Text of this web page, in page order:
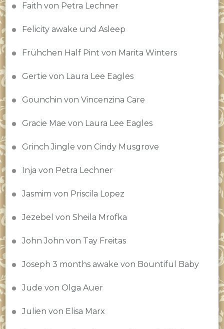
Faith von Petra Lechner
Felicity awake und Asleep
Frühchen Half Pint von Marita Winters
Gertie von Laura Lee Eagles
Gounchin von Vincenzina Care
Gracie Mae von Laura Lee Eagles
Grinch Jingle von Cindy Musgrove
Inja von Petra Lechner
Jasmim von Priscila Lopez
Jezebel von Sheila Mrofka
John John von Tay Freitas
Joseph 3 months awake von Bountiful Baby
Jude von Olga Auer
Julien von Elisa Marx